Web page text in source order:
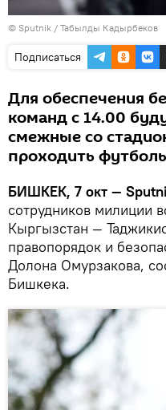
© Sputnik / Табылды Кадырбеков
Подписаться
Для обеспечения
команд с 14.00
смежные со
проходить
БИШКЕК, 7 окт —
сотрудников милиции
Кыргызстан —
правопорядок и
Долона Омурзакова,
Бишкека.